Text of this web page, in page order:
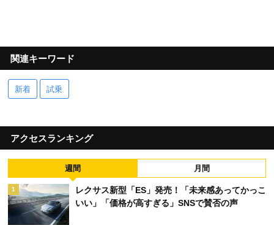
関連キーワード
新着 試乗
アクセスランキング
週間 月間
1
レクサス新型「ES」発売！「未来感あってかっこ
いい」「価格が高すぎる」SNSで賛否の声